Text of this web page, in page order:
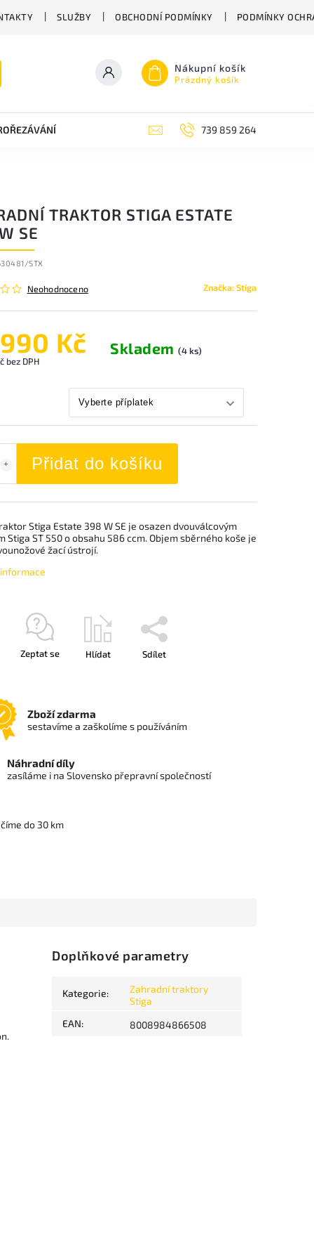
SLUŽBY OBCHODNÍ PODMÍNKY PODMÍNKY
Nákupní košík
Prázdný košík
ZAHRADNÍ NŮŽKY ZAHRADNÍ NÁŘADÍ STIGA
739 859 264
TRAKTOR STIGA ESTATE
SE
STX
Neohodnoceno Značka:Stiga
Kč
bez DPH
Skladem(4 ks)
Přidat do košíku
Stiga Estate 398 W SE je osazen dvouválcovým
Stiga ST 550 o obsahu 586 ccm. Objem sběrného koše je
žací ústrojí.
Zeptat se Hlídat Sdílet
Zboží zdarma
sestavíme a zaškolíme s používáním
Náhradní díly
zasíláme i na Slovensko přepravní společností
do 30 km
Doplňkové parametry
Kategorie:
Zahradní traktory
Stiga
EAN: 8008984866508